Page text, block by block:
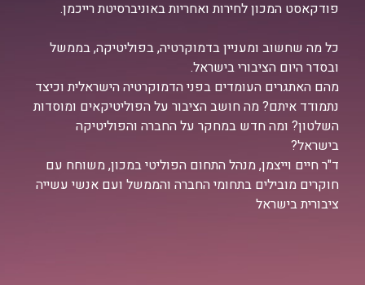
פודקאסט המכון לחירות ואחריות באוניברסיטת רייכמן.
כל מה שחשוב ומעניין בדמוקרטיה, בפוליטיקה, בממשל
ובסדר היום הציבורי בישראל.
מהם האתגרים העומדים בפני הדמוקרטיה הישראלית וכיצד
נתמודד איתם? מה חושב הציבור על הפוליטיקאים ומוסדות
השלטון? ומה חדש במחקר על החברה והפוליטיקה
בישראל?
ד"ר חיים וייצמן, מנהל התחום הפוליטי במכון, משוחח עם
חוקרים מובילים בתחומי החברה והממשל ועם אנשי עשייה
ציבורית בישראל